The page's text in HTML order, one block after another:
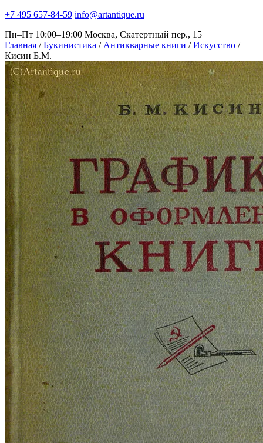
+7 495 657-84-59 info@artantique.ru
Пн–Пт 10:00–19:00 Москва, Скатертный пер., 15
Главная / Букинистика / Антикварные книги / Искусство /
Кисин Б.М.